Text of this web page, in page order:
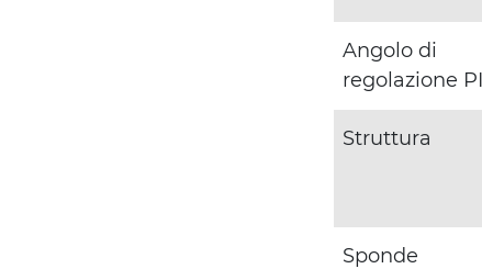
Angolo di
regolazione PI
Struttura
Sponde